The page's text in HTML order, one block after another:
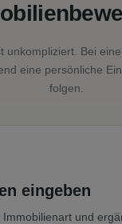
unkompliziert. Bei
eine persönliche
folgen.
eingeben
und